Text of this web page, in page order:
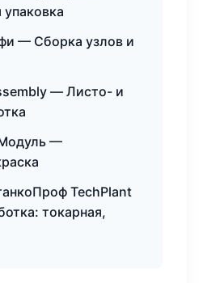
— Сборка узлов и
— Листо- и
—
TechPlant
токарная,